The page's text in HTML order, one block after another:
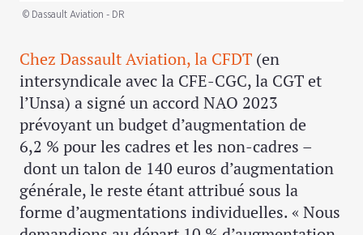
© Dassault Aviation - DR
Chez Dassault Aviation, la CFDT (en
intersyndicale avec la CFE-CGC, la CGT et
l’Unsa) a signé un accord NAO 2023
prévoyant un budget d’augmentation de
6,2 % pour les cadres et les non-cadres –
dont un talon de 140 euros d’augmentation
générale, le reste étant attribué sous la
forme d’augmentations individuelles. « Nous